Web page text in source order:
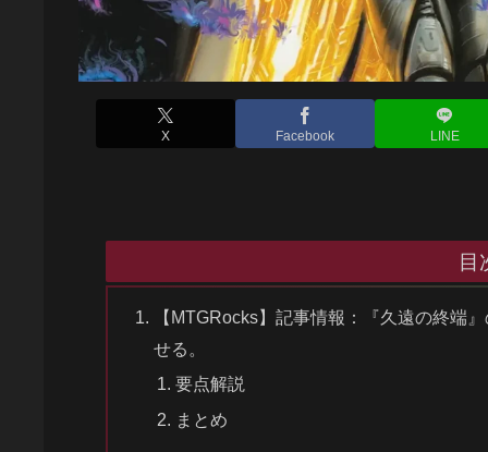
X Facebook LINE
目
【MTGRocks】記事情報：『久遠の終端
せる。
要点解説
まとめ